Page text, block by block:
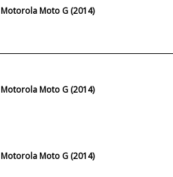
Motorola Moto G (2014)
Motorola Moto G (2014)
Motorola Moto G (2014)